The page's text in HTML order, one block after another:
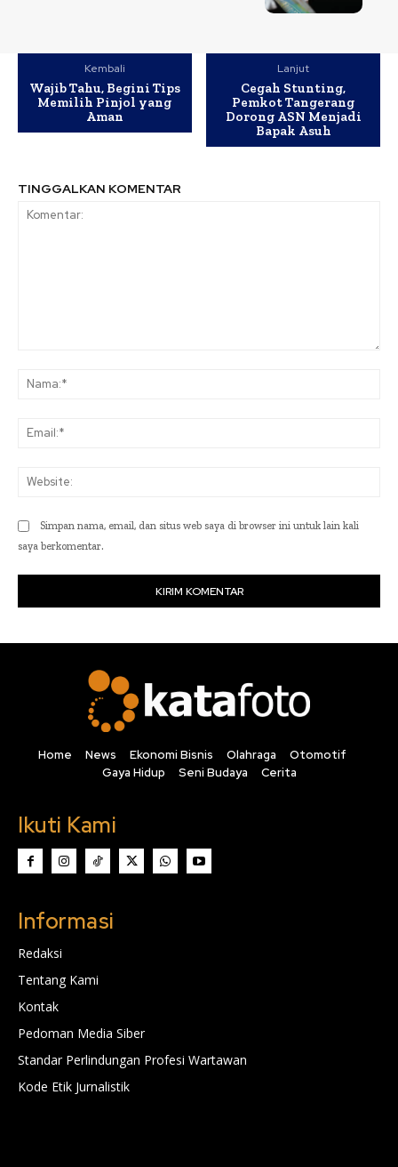
Kembali
Wajib Tahu, Begini Tips
Memilih Pinjol yang
Aman
Lanjut
Cegah Stunting,
Pemkot Tangerang
Dorong ASN Menjadi
Bapak Asuh
TINGGALKAN KOMENTAR
Simpan nama, email, dan situs web saya di browser ini untuk lain kali
saya berkomentar.
Home News Ekonomi Bisnis Olahraga
Otomotif
Gaya Hidup
Seni Budaya Cerita
Ikuti Kami
Informasi
Redaksi
Tentang Kami
Kontak
Pedoman Media Siber
Standar Perlindungan Profesi Wartawan
Kode Etik Jurnalistik